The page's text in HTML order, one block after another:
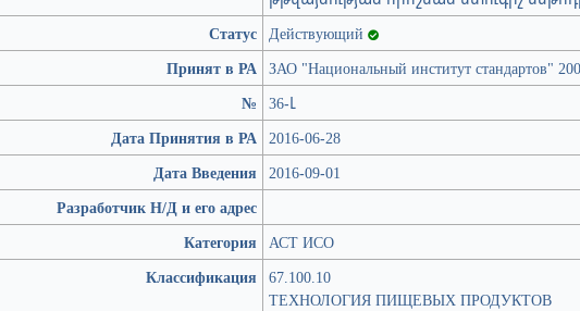
Статус Действующий
Принят в РА ЗАО "Национальный институт стандартов"
№
36-Լ
Дата Принятия в РА 2016-06-28
Дата Введения
2016-09-01
Разработчик Н/Д и его адрес
Категория
АСТ ИСО
Классификация
67.100.10
ТЕХНОЛОГИЯ ПИЩЕВЫХ ПРОДУКТОВ